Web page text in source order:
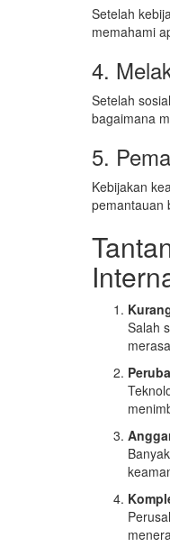
Setelah
memahami
4.
Setelah
bagaimana
5.
Kebijakan
pemantauan
Salah